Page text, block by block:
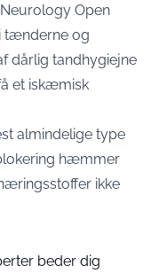
Open
tænderne og
dårlig tandhygiejne
et iskæmisk
almindelige type
hæmmer
ikke
beder dig